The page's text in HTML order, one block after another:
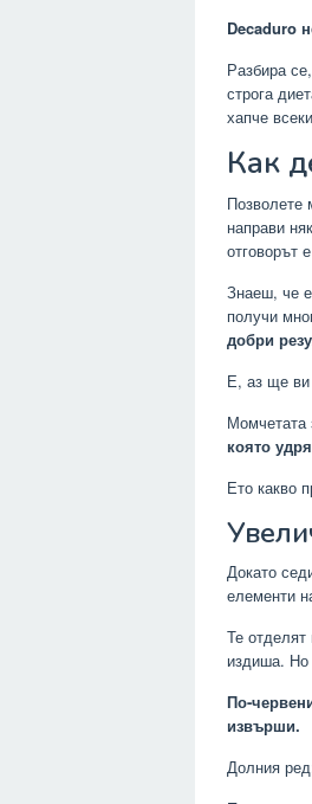
Decaduro
Разбира
строга
хапче
Как
Позволете
направи
отговорът
Знаеш, че
получи
добри
Е, аз ще ви
Момчетата
която
Ето какво
Докато
елементи
Те
издиша.
По-
извърши.
Долния